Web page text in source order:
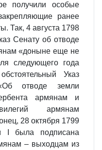
получили особые
ранее
Так, 4 августа 1798
Сенату об отводе
«доныне еще не
следующего года
Указ
отводе земли
армянам и
армянам
28 октября 1799
I была подписана
– выходцам из